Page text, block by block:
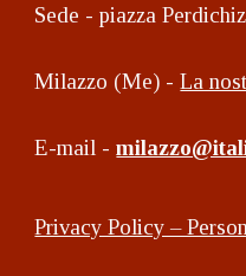
Sede - piazza
Milazzo (Me) -La
E-mail -
Privacy Policy –